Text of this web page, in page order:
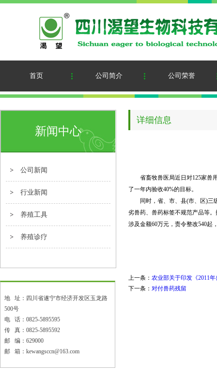
首页 公司简介 公司荣誉
新闻中心
公司新闻
行业新闻
养殖工具
养殖诊疗
地 址：四川省遂宁市经济开发区玉龙路
500号
电 话：0825-5895595
传 真：0825-5895592
邮 编：629000
邮 箱：kewangsccn@163.com
详细信息
省畜牧兽医局近日对125家兽用
了一年内验收40%的目标。
同时，省、市、县(市、区)三级
劣兽药、兽药标签不规范产品等
涉及金额60万元，责令整改540起
上一条： 农业部关于印发《2011
下一条： 对付兽药残留